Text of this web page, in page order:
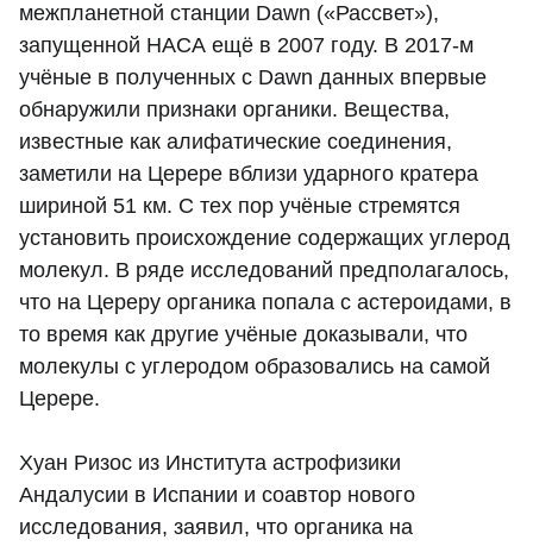
межпланетной станции Dawn («Рассвет»),
запущенной НАСА ещё в 2007 году. В 2017-м
учёные в полученных с Dawn данных впервые
обнаружили признаки органики. Вещества,
известные как алифатические соединения,
заметили на Церере вблизи ударного кратера
шириной 51 км. С тех пор учёные стремятся
установить происхождение содержащих углерод
молекул. В ряде исследований предполагалось,
что на Цереру органика попала с астероидами, в
то время как другие учёные доказывали, что
молекулы с углеродом образовались на самой
Церере.
Хуан Ризос из Института астрофизики
Андалусии в Испании и соавтор нового
исследования, заявил, что органика на